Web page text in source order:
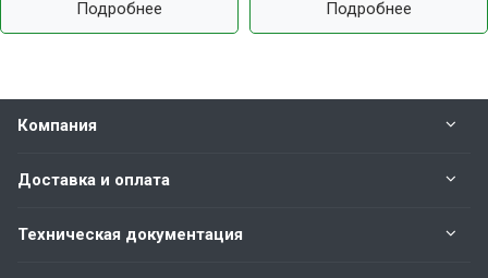
Подробнее Подробнее
Компания
Доставка и оплата
Техническая документация